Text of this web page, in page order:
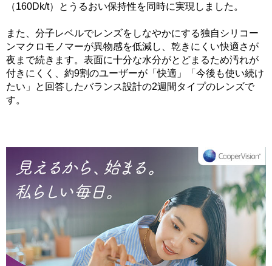
（160Dk/t）とうるおい保持性を同時に実現しました。
また、分子レベルでレンズをしなやかにする独自シリコー
ンマクロモノマーが異物感を低減し、乾きにくい快適さが
夜まで続きます。表面に十分な水分がとどまるため汚れが
付きにくく、約9割のユーザーが「快適」「今後も使い続け
たい」と回答したバランス設計の2週間タイプのレンズで
す。